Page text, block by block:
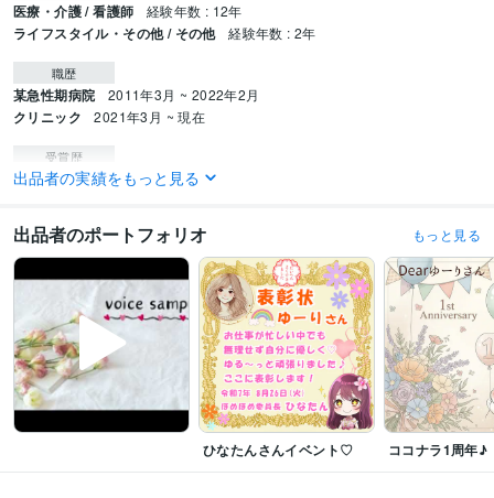
医療・介護 / 看護師 経験年数 : 12年
ライフスタイル・その他 / その他 経験年数 : 2年
職歴
某急性期病院 2011年3月 ~ 2022年2月
クリニック 2021年3月 ~ 現在
受賞歴
ココナラ出品開始✨ ココナラ♡レギュラーランク　みなさまのおかげです
ドランク みなさまのおかげです☘️
かげです☘️ 相談実績100件♡みなさまのおかげです☘️
資格・検定
普通自動車第一種運転免許 取得年 : 2007年
看護師 取得年 : 2013年
保健師 取得年 : 2013年
ケアマネジャー（介護支援専門員） 取得年 : 2020年
ビジネス・クリエイティブツール
PowerPoint:12年Word:12年Canva:0年
得意分野
出品者の実績をもっと見る
出品者のポートフォリオ もっと見る
ひなたんさんイベント♡ ココナラ1周年♪